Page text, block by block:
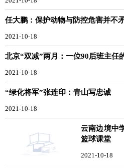
任大鹏：保护动物与防控危害并不
2021-10-18
北京“双减”两月：一位90后班主任
2021-10-18
“绿化将军”张连印：青山写忠诚
2021-10-18
云南边境中
篮球课堂
2021-10-18